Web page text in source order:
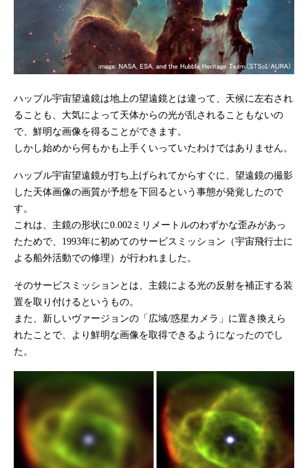
ハッブル宇宙望遠鏡は地上の望遠鏡とは違って、天候に左右され
ることも、大気によって天体からの光が乱されることもないの
で、鮮明な画像を得ることができます。
しかし始めから何もかも上手くいっていたわけではありません。
ハッブル宇宙望遠鏡が打ち上げられてからすぐに、望遠鏡の撮影
した天体画像の画質が予想を下回るという事態が発覚したので
す。
これは、主鏡の形状に0.002ミリメートルのわずかな歪みがあっ
たためで、1993年に初めてのサービスミッション（宇宙飛行士に
よる船外活動での修理）が行われました。
そのサービスミッションとは、主鏡による光の反射を補正する装
置を取り付けるというもの。
また、新しいヴァージョンの「広域/惑星カメラ」に置き換えら
れたことで、より鮮明な画像を取得できるようになったのでし
た。